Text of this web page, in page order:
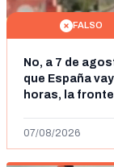
FALSO
No, a 7 de
que España
horas, la
07/08/2026